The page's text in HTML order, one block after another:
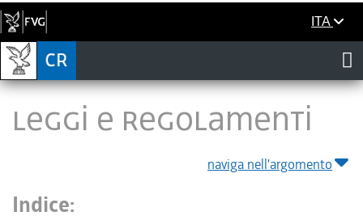
ITA
LEGGI E REGOLAMENTI
naviga nell'argomento
Indice: